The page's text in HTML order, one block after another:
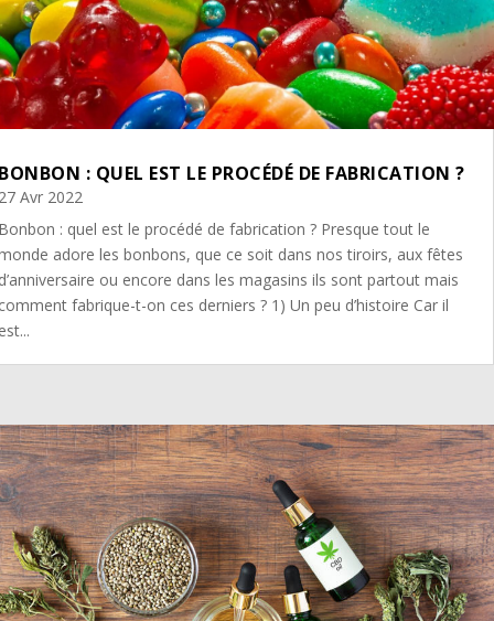
: QUEL EST LE PROCÉDÉ DE FABRICATION ?
Avr 2022
: quel est le procédé de fabrication ? Presque tout le
adore les bonbons, que ce soit dans nos tiroirs, aux fêtes
ou encore dans les magasins ils sont partout mais
fabrique-t-on ces derniers ? 1) Un peu d’histoire Car il